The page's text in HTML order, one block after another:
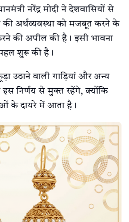
नरेंद्र मोदी ने देशवासियों से
की अर्थव्यवस्था को मजबूत करने के
की अपील की है। इसी भावना
शुरू की है।
उठाने वाली गाड़ियां और अन्य
निर्णय से मुक्त रहेंगे, क्योंकि
के दायरे में आता है।